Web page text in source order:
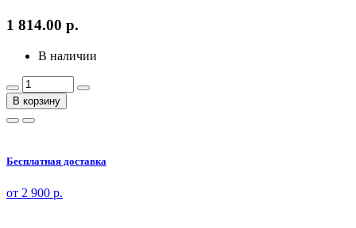
1 814.00 р.
В наличии
В корзину
Бесплатная доставка
от 2 900 р.